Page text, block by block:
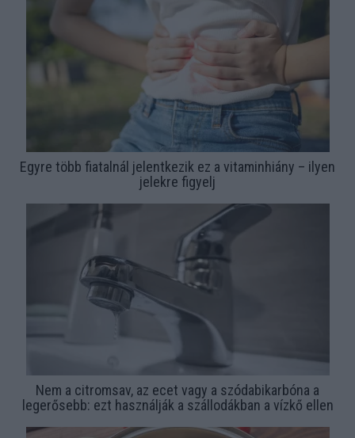
Egyre több fiatalnál jelentkezik ez a vitaminhiány – ilyen
jelekre figyelj
Nem a citromsav, az ecet vagy a szódabikarbóna a
legerősebb: ezt használják a szállodákban a vízkő ellen